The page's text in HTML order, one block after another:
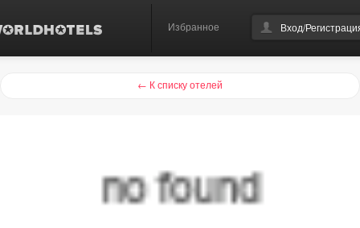
Избранное Вход/
← К списку отелей